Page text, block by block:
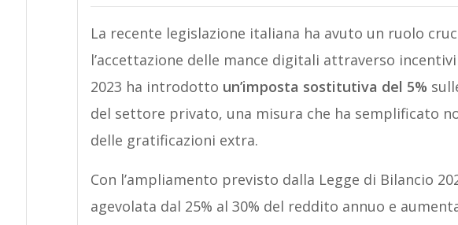
La recente legislazione italiana ha avuto un ruolo
l’accettazione delle mance digitali attraverso
2023 ha introdotto un’imposta sostitutiva del 5%
del settore privato, una misura che ha semplificato
delle gratificazioni extra.
Con l’ampliamento previsto dalla Legge di Bilancio
agevolata dal 25% al 30% del reddito annuo e